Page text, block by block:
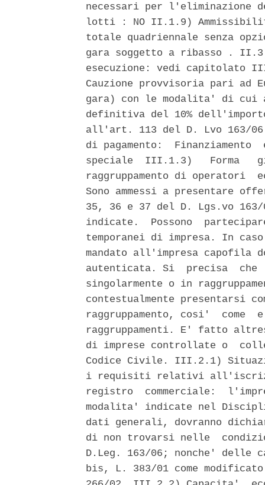
necessari per
lotti : NO II.1.9)
totale quadriennale senza
gara soggetto a ribasso .
esecuzione: vedi capitolato
Cauzione provvisoria pari ad
gara) con le modalita' di cui
definitiva del 10%
all'art. 113 del D. Lvo 163/
di pagamento:
speciale  III.1.3)   Forma
raggruppamento di operatori
Sono ammessi a
35, 36 e 37 del D. Lgs.vo
indicate.  Possono
temporanei di impresa. In
mandato all'impresa
autenticata. Si  precisa  che
singolarmente o in
contestualmente presentarsi
raggruppamento, cosi'
raggruppamenti. E' fatto
di imprese controllate o
Codice Civile. III.2.1)
i requisiti relativi
registro  commerciale:
modalita' indicate nel
dati generali, dovranno
di non trovarsi nelle
D.Leg. 163/06; nonche'
bis, L. 383/01 come